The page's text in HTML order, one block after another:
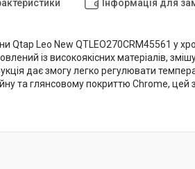
Інформація для
Qtap Leo New QTLEO270CRM45561 у
із високоякісних матеріалів,
дає змогу легко регулювати
та глянсовому покриттю Chrome, цей